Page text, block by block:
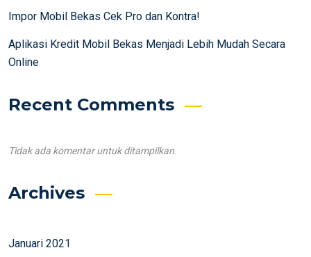
Impor Mobil Bekas Cek Pro dan Kontra!
Aplikasi Kredit Mobil Bekas Menjadi Lebih Mudah Secara
Online
Recent Comments
Tidak ada komentar untuk ditampilkan.
Archives
Januari 2021